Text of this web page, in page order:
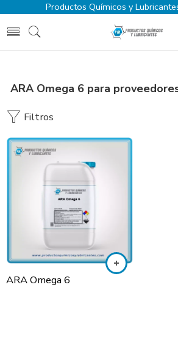
Productos Químicos y
ARA Omega 6 para
Filtros
ARA Omega 6